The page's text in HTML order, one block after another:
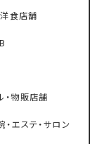
洋食店舗
・物販店舗
・エステ・サロン